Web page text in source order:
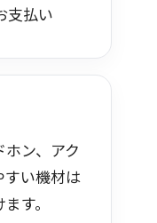
支払い
ン、アク
すい機材は
す。